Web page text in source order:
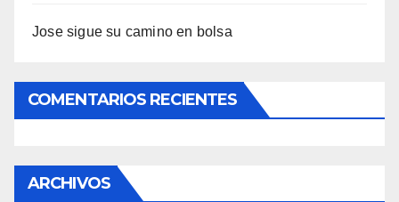
Jose sigue su camino en bolsa
COMENTARIOS RECIENTES
ARCHIVOS